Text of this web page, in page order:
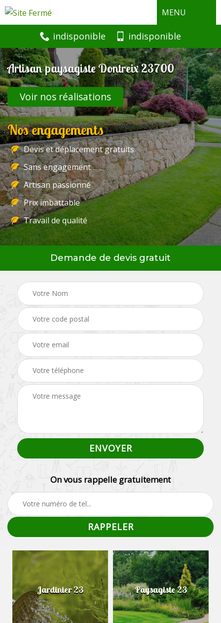
MENU
indisponible indisponible
Artisan paysagiste Dontreix 23700
Voir nos réalisations
Nos engagements
Devis et déplacement gratuits
Sans engagement
Artisan passionné
Prix imbattable
Travail de qualité
Demande de devis gratuit
On vous rappelle gratuitement
Jardinier 23 Paysagiste 23